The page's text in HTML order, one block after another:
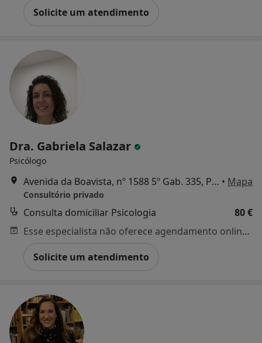
Solicite um atendimento
Dra. Gabriela Salazar
Psicólogo
Avenida da Boavista, nº 1588 5º Gab. 335, Porto • Mapa
Consultório privado
Consulta domiciliar Psicologia
80 €
Esse especialista não oferece agendamento online para esse endereço.
Solicite um atendimento